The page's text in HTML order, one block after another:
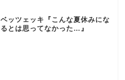
ベッツェッキ『こんな夏休みにな
るとは思ってなかった…』